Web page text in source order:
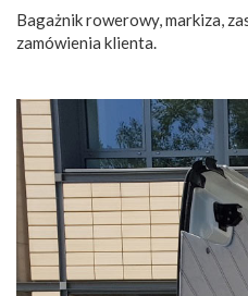
Bagażnik rowerowy, markiza,
zamówienia klienta.